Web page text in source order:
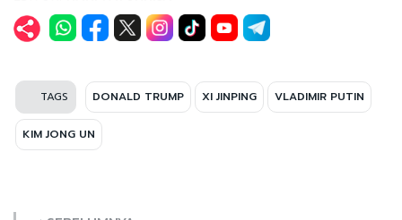
TAGS DONALD TRUMP XI JINPING VLADIMIR PUTIN
KIM JONG UN